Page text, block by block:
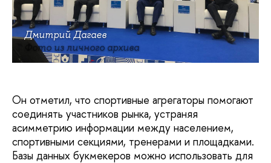
Дмитрий Дагаев
Фото из личного архива
Он отметил, что спортивные агрегаторы помогают
соединять участников рынка, устраняя
асимметрию информации между населением,
спортивными секциями, тренерами и площадками.
Базы данных букмекеров можно использовать для